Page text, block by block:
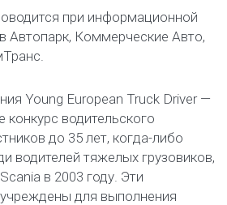
при информационной
Автопарк, Коммерческие Авто,
Young European Truck Driver —
конкурс водительского
до 35 лет, когда-либо
водителей тяжелых грузовиков,
в 2003 году. Эти
для выполнения